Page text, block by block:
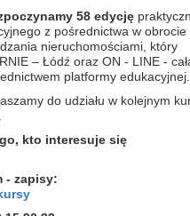
58 edycję
z pośrednictwa w obrocie
nieruchomościami, który
– Łódź oraz ON - LINE -
platformy edukacyjnej.
do udziału w kolejnym
kto interesuje się
- zapisy: